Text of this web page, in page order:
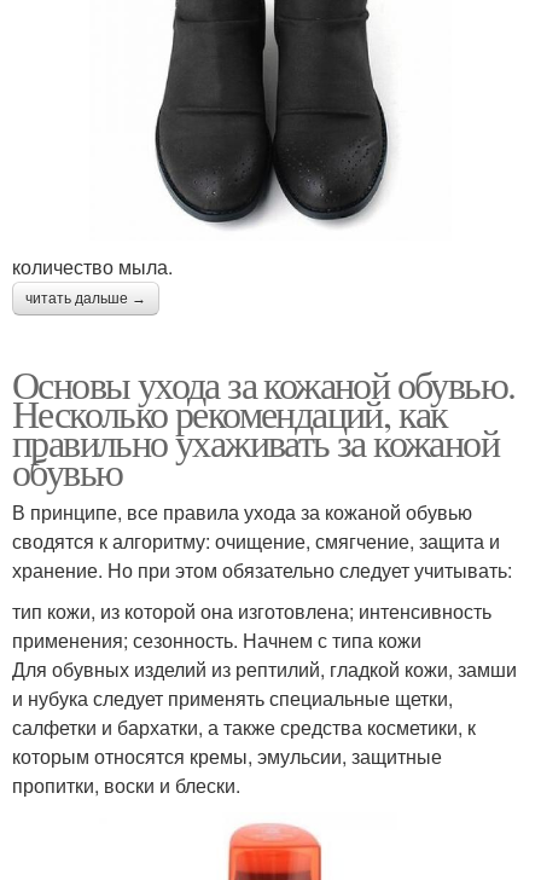
количество мыла.
читать дальше →
Основы ухода за кожаной обувью.
Несколько рекомендаций, как
правильно ухаживать за кожаной
обувью
В принципе, все правила ухода за кожаной обувью
сводятся к алгоритму: очищение, смягчение, защита и
хранение. Но при этом обязательно следует учитывать:
тип кожи, из которой она изготовлена; интенсивность
применения; сезонность. Начнем с типа кожи
Для обувных изделий из рептилий, гладкой кожи, замши
и нубука следует применять специальные щетки,
салфетки и бархатки, а также средства косметики, к
которым относятся кремы, эмульсии, защитные
пропитки, воски и блески.